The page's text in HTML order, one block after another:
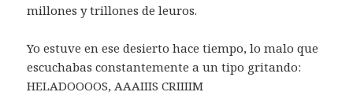
millones y trillones de leuros.
Yo estuve en ese desierto hace tiempo, lo malo que
escuchabas constantemente a un tipo gritando:
HELADOOOOS, AAAIIIS CRIIIIM